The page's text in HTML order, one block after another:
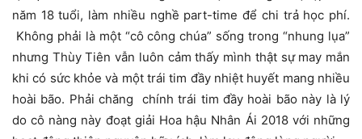
năm 18 tuổi, làm nhiều nghề part-time để chi trả học phí.
Không phải là một “cô công chúa” sống trong “nhung lụa”
nhưng Thùy Tiên vẫn luôn cảm thấy mình thật sự may mắn
khi có sức khỏe và một trái tim đầy nhiệt huyết mang nhiều
hoài bão. Phải chăng chính trái tim đầy hoài bão này là lý
do cô nàng này đoạt giải Hoa hậu Nhân Ái 2018 với những